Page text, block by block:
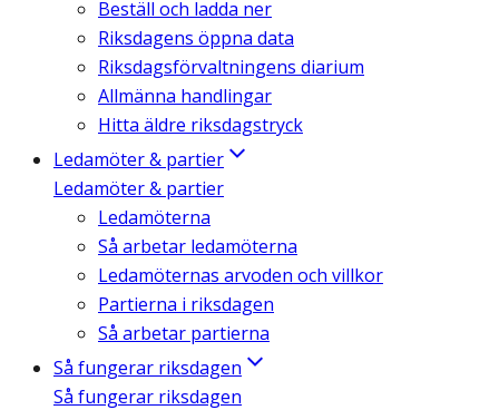
Beställ och ladda ner
Riksdagens öppna data
Riksdagsförvaltningens diarium
Allmänna handlingar
Hitta äldre riksdagstryck
Ledamöter & partier
Ledamöter & partier
Ledamöterna
Så arbetar ledamöterna
Ledamöternas arvoden och villkor
Partierna i riksdagen
Så arbetar partierna
Så fungerar riksdagen
Så fungerar riksdagen